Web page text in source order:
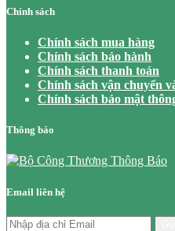
Chính sách
Chính sách mua hàng
Chính sách bảo hành
Chính sách thanh toán
Chính sách vận chuyển
Chính sách bảo mật
Thông báo
Email liên hệ